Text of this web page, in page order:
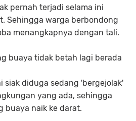
pernah terjadi selama ini
Sehingga warga berbondong
menangkapnya dengan tali.
buaya tidak betah lagi berada
siak diduga sedang 'bergejolak'
yang ada, sehingga
buaya naik ke darat.